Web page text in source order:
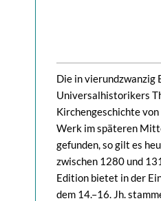
Die in vierundzwanzig
Universalhistorikers
Kirchengeschichte
Werk im späteren
gefunden, so gilt es
zwischen 1280 und
Edition bietet in der
dem 14.–16. Jh.